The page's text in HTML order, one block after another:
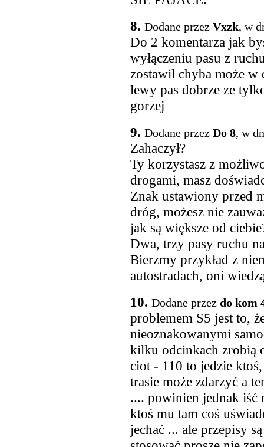
8. Dodane przez Vxzk, w
Do 2 komentarza jak
wyłączeniu pasu z
zostawil chyba może w
lewy pas dobrze ze
gorzej
9. Dodane przez Do 8, w
Zahaczył?
Ty korzystasz z
drogami, masz
Znak ustawiony przed
dróg, możesz nie
jak są większe od
Dwa, trzy pasy ruchu
Bierzmy przykład z
autostradach, oni
10. Dodane przez do kom
problemem S5 jest to,
nieoznakowanymi
kilku odcinkach zrobią
ciot - 110 to jedzie
trasie może zdarzyć a
.... powinien jednak iść
ktoś mu tam coś
jechać ... ale przepisy